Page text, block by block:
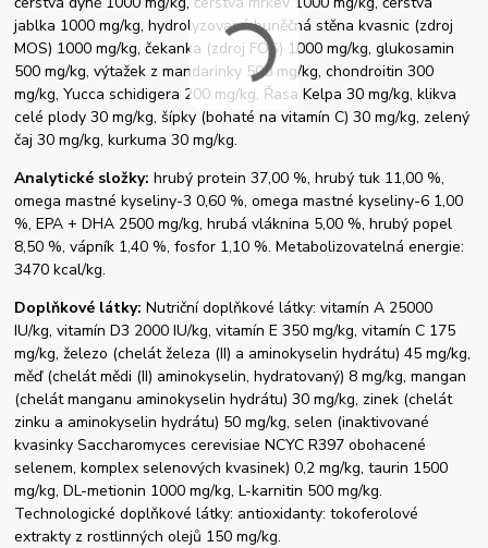
jablka 1000 mg/kg, hydrolyzovaná buněčná stěna kvasnic (zdroj
MOS) 1000 mg/kg, čekanka (zdroj FOS) 1000 mg/kg, glukosamin
500 mg/kg, výtažek z mandarinky 500 mg/kg, chondroitin 300
mg/kg, Yucca schidigera 200 mg/kg, Řasa Kelpa 30 mg/kg, klikva
celé plody 30 mg/kg, šípky (bohaté na vitamín C) 30 mg/kg, zelený
čaj 30 mg/kg, kurkuma 30 mg/kg.
Analytické složky: hrubý protein 37,00 %, hrubý tuk 11,00 %,
omega mastné kyseliny-3 0,60 %, omega mastné kyseliny-6 1,00
%, EPA + DHA 2500 mg/kg, hrubá vláknina 5,00 %, hrubý popel
8,50 %, vápník 1,40 %, fosfor 1,10 %. Metabolizovatelná energie:
3470 kcal/kg.
Doplňkové látky:Nutriční doplňkové látky: vitamín A 25000
IU/kg, vitamín D3 2000 IU/kg, vitamín E 350 mg/kg, vitamín C 175
mg/kg, železo (chelát železa (II) a aminokyselin hydrátu) 45 mg/kg,
měď (chelát mědi (II) aminokyselin, hydratovaný) 8 mg/kg, mangan
(chelát manganu aminokyselin hydrátu) 30 mg/kg, zinek (chelát
zinku a aminokyselin hydrátu) 50 mg/kg, selen (inaktivované
kvasinky Saccharomyces cerevisiae NCYC R397 obohacené
selenem, komplex selenových kvasinek) 0,2 mg/kg, taurin 1500
mg/kg, DL-metionin 1000 mg/kg, L-karnitin 500 mg/kg.
Technologické doplňkové látky: antioxidanty: tokoferolové
extrakty z rostlinných olejů 150 mg/kg.